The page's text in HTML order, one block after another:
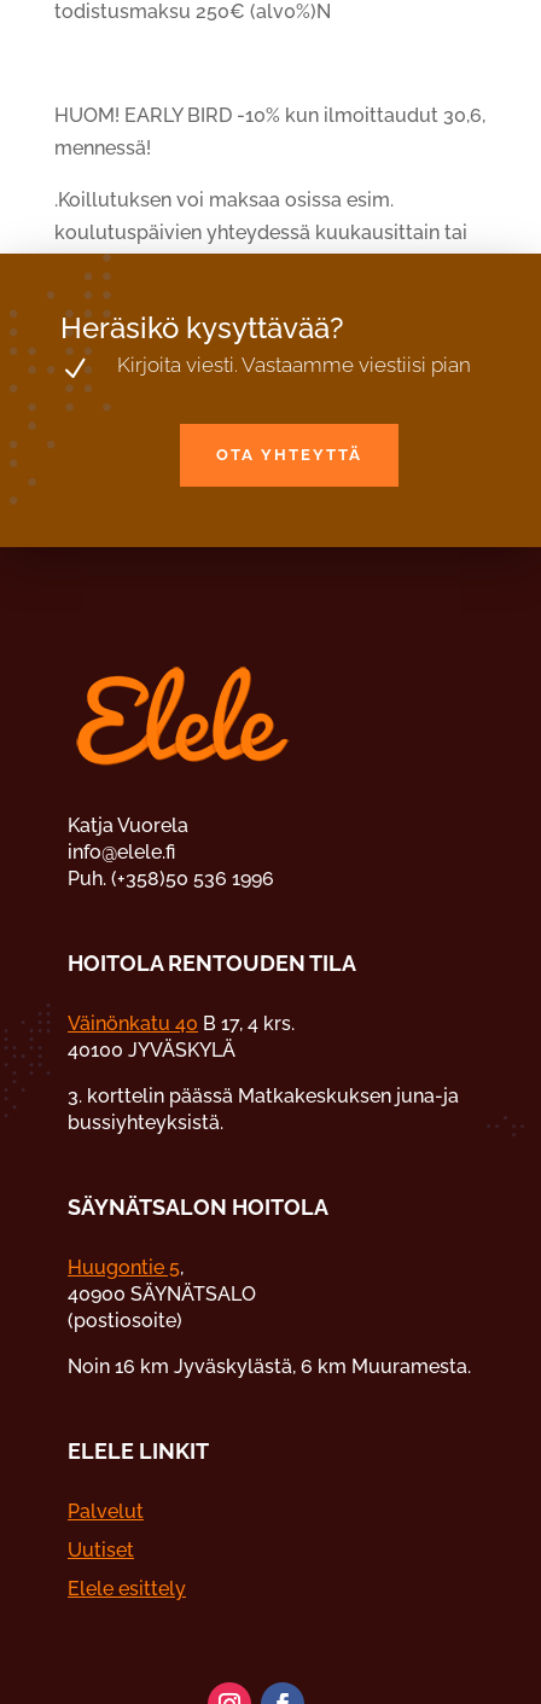
todistusmaksu 250€ (alv0%)N
HUOM! EARLY BIRD -10% kun ilmoittaudut 30,6,
mennessä!
.Koillutuksen voi maksaa osissa esim.
koulutuspäivien yhteydessä kuukausittain tai
muissa sovituissa erissä joustavsdti
Heräsikö kysyttävää?
N Kirjoita viesti. Vastaamme viestiisi pian
OTA YHTEYTTÄ
Katja Vuorela
info@elele.fi
Puh. (+358)50 536 1996
HOITOLA RENTOUDEN TILA
Väinönkatu 40 B 17, 4 krs.
40100 JYVÄSKYLÄ
3. korttelin päässä Matkakeskuksen juna-ja
bussiyhteyksistä.
SÄYNÄTSALON HOITOLA
Huugontie 5,
40900 SÄYNÄTSALO
(postiosoite)
Noin 16 km Jyväskylästä, 6 km Muuramesta.
ELELE LINKIT
Palvelut
Uutiset
Elele esittely